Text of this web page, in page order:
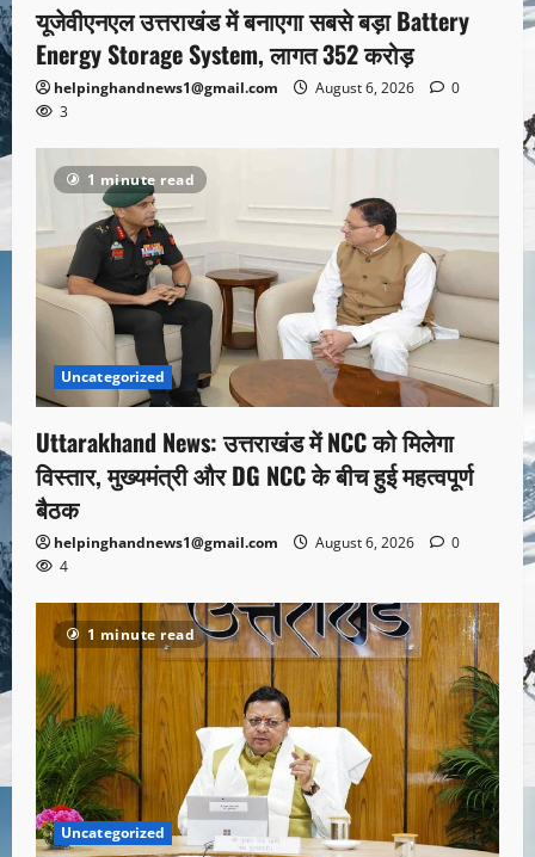
यूजेवीएनएल उत्तराखंड में बनाएगा सबसे बड़ा Battery
Energy Storage System, लागत 352 करोड़
helpinghandnews1@gmail.com August 6, 2026
0
3
1 minute read
Uncategorized
Uttarakhand News: उत्तराखंड में NCC को मिलेगा
विस्तार, मुख्यमंत्री और DG NCC के बीच हुई महत्वपूर्ण
बैठक
helpinghandnews1@gmail.com August 6, 2026
0
4
1 minute read
Uncategorized